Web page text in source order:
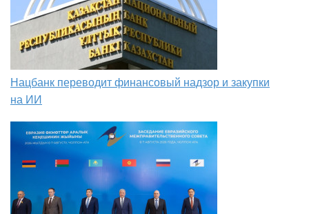
Нацбанк переводит финансовый надзор и закупки
на ИИ